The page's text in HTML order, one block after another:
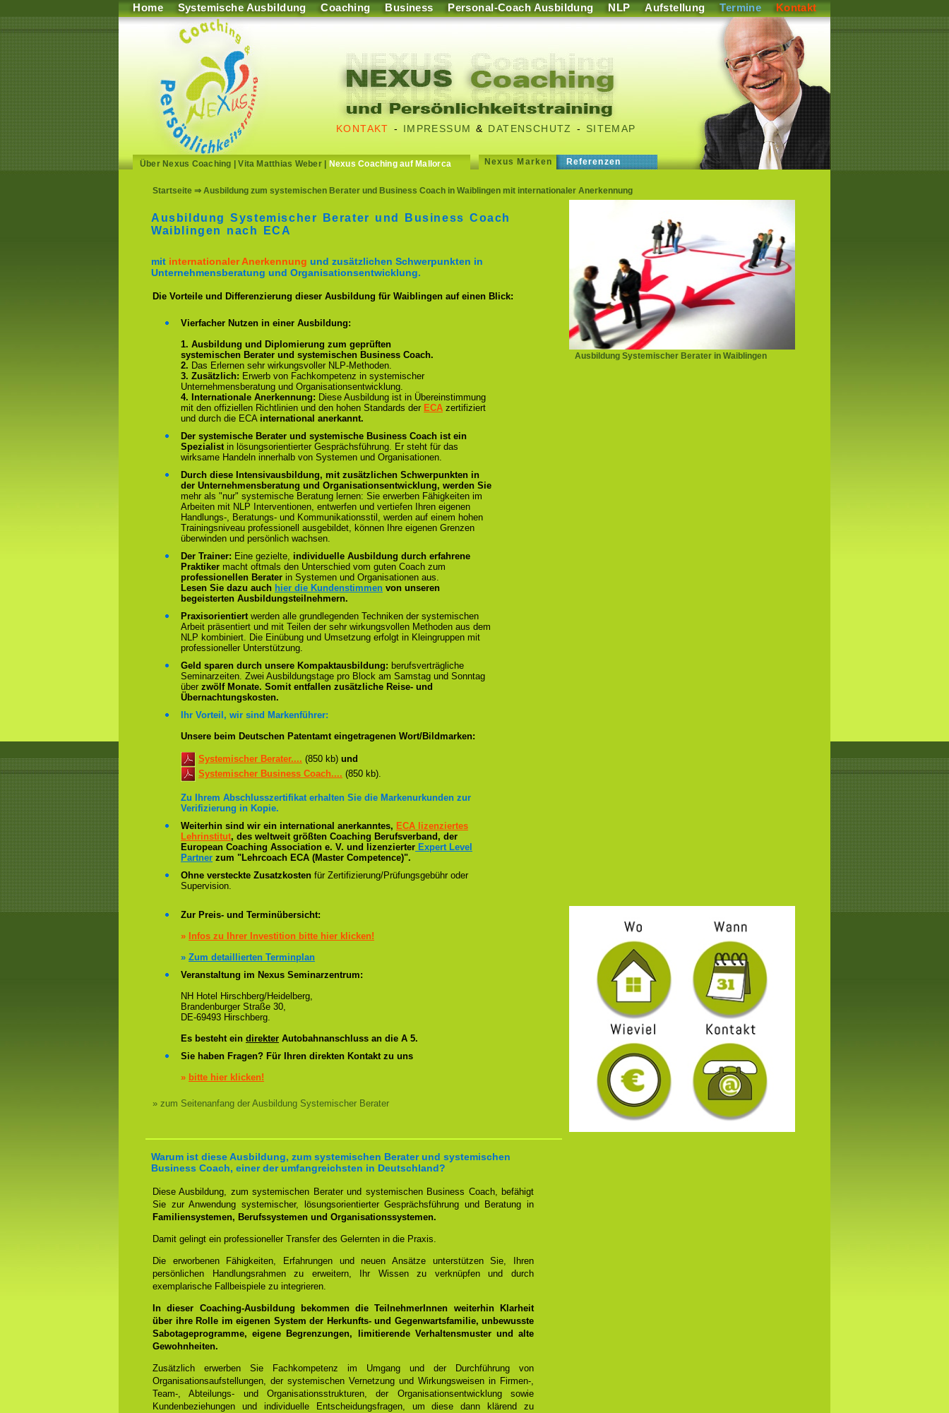
Home Systemische Ausbildung Coaching Business Personal-Coach Ausbildung NLP Aufstellung Termine Kontakt
KONTAKT - IMPRESSUM & DATENSCHUTZ - SITEMAP
Über Nexus Coaching |Vita Matthias Weber| Nexus Coaching auf Mallorca Nexus Marken Referenzen
Startseite ⇒ Ausbildung zum systemischen Berater und Business Coach in Waiblingen mit internationaler Anerkennung
Ausbildung Systemischer Berater in Waiblingen
Ausbildung Systemischer Berater und Business Coach
Waiblingen nach ECA
mit internationaler Anerkennung und zusätzlichen Schwerpunkten in
Unternehmensberatung und Organisationsentwicklung.
Die Vorteile und Differenzierung dieser Ausbildung für Waiblingen auf einen Blick:
Vierfacher Nutzen in einer Ausbildung:
1. Ausbildung und Diplomierung zum geprüften
systemischen Berater und systemischen Business Coach.
2. Das Erlernen sehr wirkungsvoller NLP-Methoden.
3. Zusätzlich: Erwerb von Fachkompetenz in systemischer
Unternehmensberatung und Organisationsentwicklung.
4. Internationale Anerkennung: Diese Ausbildung ist in Übereinstimmung
mit den offiziellen Richtlinien und den hohen Standards der ECA zertifiziert
und durch die ECA international anerkannt.
Der systemische Berater und systemische Business Coach ist ein
Spezialist in lösungsorientierter Gesprächsführung. Er steht für das
wirksame Handeln innerhalb von Systemen und Organisationen.
Durch diese Intensivausbildung, mit zusätzlichen Schwerpunkten in
der Unternehmensberatung und Organisationsentwicklung, werden Sie
mehr als "nur" systemische Beratung lernen: Sie erwerben Fähigkeiten im
Arbeiten mit NLP Interventionen, entwerfen und vertiefen Ihren eigenen
Handlungs-, Beratungs- und Kommunikationsstil, werden auf einem hohen
Trainingsniveau professionell ausgebildet, können Ihre eigenen Grenzen
überwinden und persönlich wachsen.
Der Trainer: Eine gezielte, individuelle Ausbildung durch erfahrene
Praktiker macht oftmals den Unterschied vom guten Coach zum
professionellen Berater in Systemen und Organisationen aus.
Lesen Sie dazu auch hier die Kundenstimmen von unseren
begeisterten Ausbildungsteilnehmern.
Praxisorientiertwerden alle grundlegenden Techniken der systemischen
Arbeit präsentiert und mit Teilen der sehr wirkungsvollen Methoden aus dem
NLP kombiniert. Die Einübung und Umsetzung erfolgt in Kleingruppen mit
professioneller Unterstützung.
Geld sparen durch unsere Kompaktausbildung: berufsverträgliche
Seminarzeiten. Zwei Ausbildungstage pro Block am Samstag und Sonntag
über zwölf Monate. Somit entfallen zusätzliche Reise- und
Übernachtungskosten.
Ihr Vorteil, wir sind Markenführer:
Unsere beim Deutschen Patentamt eingetragenen Wort/Bildmarken:
Systemischer Berater.... (850 kb) und
Systemischer Business Coach.... (850 kb).
Zu Ihrem Abschlusszertifikat erhalten Sie die Markenurkunden zur
Verifizierung in Kopie.
Weiterhin sind wir ein international anerkanntes, ECA lizenziertes
Lehrinstitut, des weltweit größten Coaching Berufsverband, der
European Coaching Association e. V. und lizenzierter Expert Level
Partner zum "Lehrcoach ECA (Master Competence)".
Ohne versteckte Zusatzkosten für Zertifizierung/Prüfungsgebühr oder
Supervision.
Zur Preis- und Terminübersicht:
» Infos zu Ihrer Investition bitte hier klicken!
» Zum detaillierten Terminplan
Veranstaltung im Nexus Seminarzentrum:
NH Hotel Hirschberg/Heidelberg,
Brandenburger Straße 30,
DE-69493 Hirschberg.
Es besteht ein direkter Autobahnanschluss an die A 5.
Sie haben Fragen? Für Ihren direkten Kontakt zu uns
» bitte hier klicken!
» zum Seitenanfang der Ausbildung Systemischer Berater
Warum ist diese Ausbildung, zum systemischen Berater und systemischen
Business Coach, einer der umfangreichsten in Deutschland?
Diese Ausbildung, zum systemischen Berater und systemischen Business Coach, befähigt
Sie zur Anwendung systemischer, lösungsorientierter Gesprächsführung und Beratung in
Familiensystemen, Berufssystemen und Organisationssystemen.
Damit gelingt ein professioneller Transfer des Gelernten in die Praxis.
Die erworbenen Fähigkeiten, Erfahrungen und neuen Ansätze unterstützen Sie, Ihren
persönlichen Handlungsrahmen zu erweitern, Ihr Wissen zu verknüpfen und durch
exemplarische Fallbeispiele zu integrieren.
In dieser Coaching-Ausbildung bekommen die TeilnehmerInnen weiterhin Klarheit
über ihre Rolle im eigenen System der Herkunfts- und Gegenwartsfamilie, unbewusste
Sabotageprogramme, eigene Begrenzungen, limitierende Verhaltensmuster und alte
Gewohnheiten.
Zusätzlich erwerben Sie Fachkompetenz im Umgang und der Durchführung von
Organisationsaufstellungen, der systemischen Vernetzung und Wirkungsweisen in Firmen-,
Team-, Abteilungs- und Organisationsstrukturen, der Organisationsentwicklung sowie
Kundenbeziehungen und individuelle Entscheidungsfragen, um diese dann klärend zu